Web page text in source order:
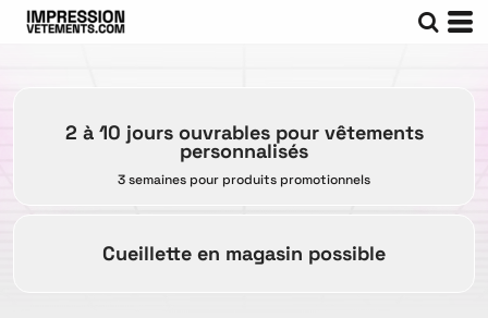
2 à 10 jours ouvrables pour vêtements
personnalisés
3 semaines pour produits promotionnels
Cueillette en magasin possible